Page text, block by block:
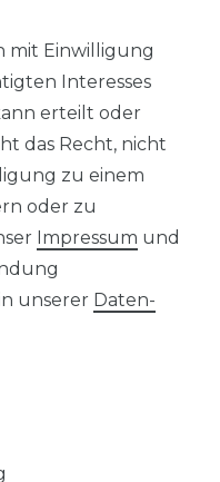
mit Einwilligung
Interesses
erteilt oder
das Recht, nicht
zu einem
oder zu
Impressum und
unserer Daten­